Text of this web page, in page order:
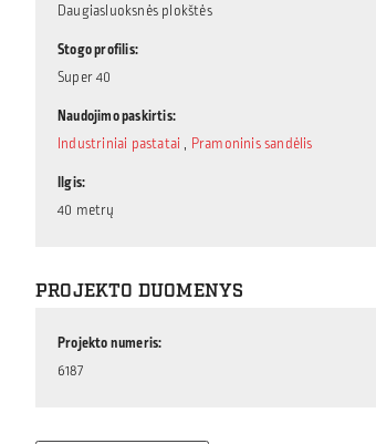
Daugiasluoksnės plokštės
Stogo profilis
Super 40
Naudojimo paskirtis
Industriniai pastatai , Pramoninis sandėlis
Ilgis
40 metrų
PROJEKTO DUOMENYS
Projekto numeris
6187